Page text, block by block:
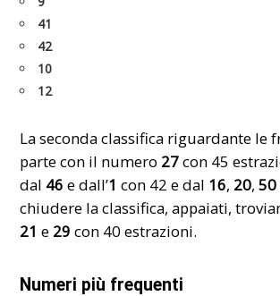
41
42
10
12
La seconda classifica riguardante le
parte con il numero 27con 45
dal 46 e dall’1 con 42 e dal 16, 20,50
chiudere la classifica, appaiati,
21e 29 con 40 estrazioni.
Numeri più frequenti